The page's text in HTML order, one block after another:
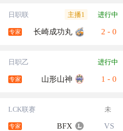
日职联 主播1 进行中
专家 长崎成功丸 2 - 0
日职乙 进行中
专家 山形山神 1 - 0
LCK联赛 未
专家 BFX VS